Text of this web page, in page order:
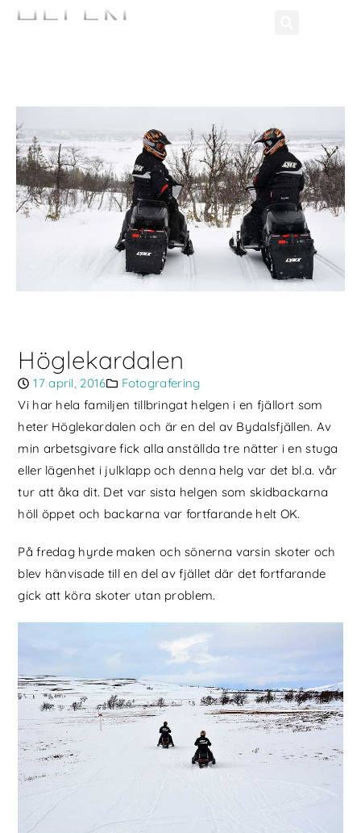
Höglekardalen
17 april, 2016
Fotografering
Vi har hela familjen tillbringat helgen i en fjällort som
heter Höglekardalen och är en del av Bydalsfjällen. Av
min arbetsgivare fick alla anställda tre nätter i en stuga
eller lägenhet i julklapp och denna helg var det bl.a. vår
tur att åka dit. Det var sista helgen som skidbackarna
höll öppet och backarna var fortfarande helt OK.
På fredag hyrde maken och sönerna varsin skoter och
blev hänvisade till en del av fjället där det fortfarande
gick att köra skoter utan problem.